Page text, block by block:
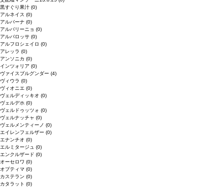
黒すぐり果汁 (0)
アルネイス (0)
アルバーナ (0)
アルバリーニョ (0)
アルバロッサ (0)
アルフロシェイロ (0)
アレッラ (0)
アンソニカ (0)
インツォリア (0)
ヴァイスブルグンダー (4)
ヴィウラ (0)
ヴィオニエ (0)
ヴェルディッキオ (0)
ヴェルデホ (0)
ヴェルドゥッツォ (0)
ヴェルナッチャ (0)
ヴェルメンティーノ (0)
エイレンフェルザー (0)
エナンチオ (0)
エルミタージュ (0)
エンクルザード (0)
オーセロワ (0)
オプティマ (0)
カステラン (0)
カタラット (0)